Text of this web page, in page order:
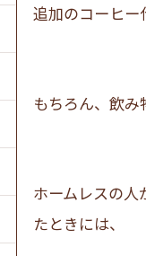
追加のコーヒー
もちろん、飲み
ホームレスの人
たときには、